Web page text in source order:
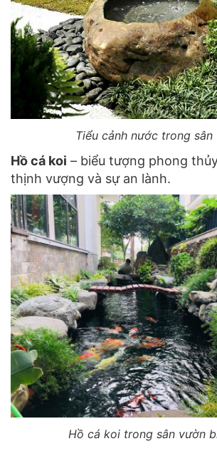
Tiểu cảnh nước trong sân
Hồ cá koi – biểu tượng phong
thịnh vượng và sự an lành.
Hồ cá koi trong sân vườn